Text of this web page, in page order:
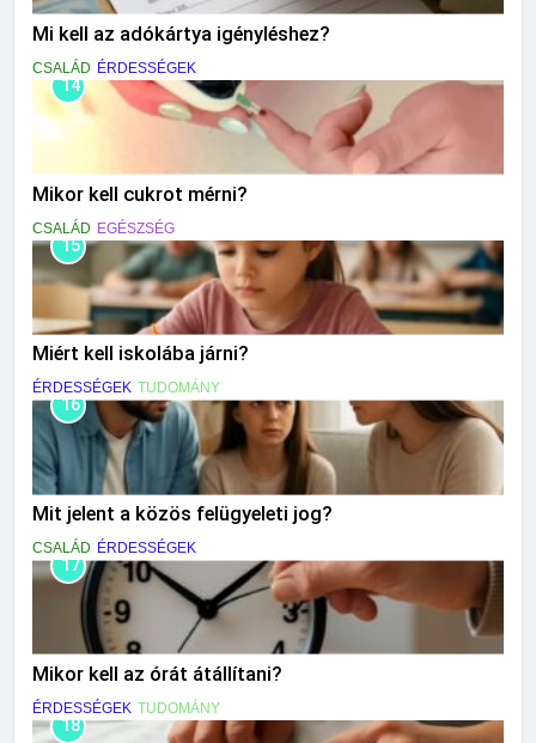
Mi kell az adókártya igényléshez?
CSALÁD ÉRDESSÉGEK
14
Mikor kell cukrot mérni?
CSALÁD EGÉSZSÉG
15
Miért kell iskolába járni?
ÉRDESSÉGEK TUDOMÁNY
16
Mit jelent a közös felügyeleti jog?
CSALÁD ÉRDESSÉGEK
17
Mikor kell az órát átállítani?
ÉRDESSÉGEK TUDOMÁNY
18